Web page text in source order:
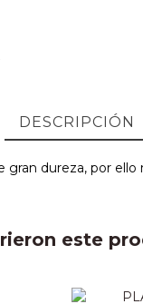
DESCRIPCIÓN
gran dureza, por
este